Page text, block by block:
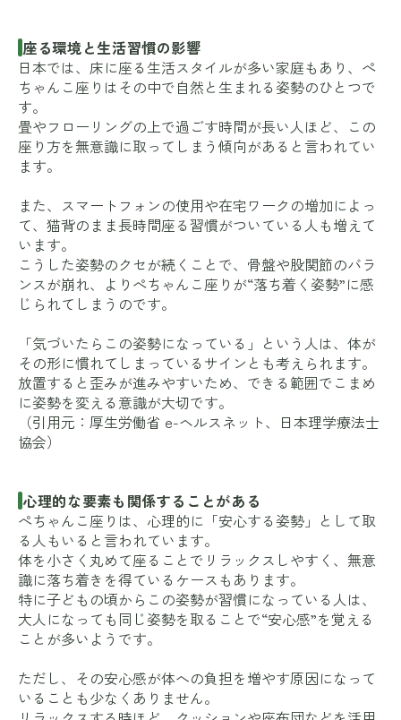
座る環境と生活習慣の影響
日本では、床に座る生活スタイルが多い家庭もあり、ぺ
ちゃんこ座りはその中で自然と生まれる姿勢のひとつで
す。
畳やフローリングの上で過ごす時間が長い人ほど、この
座り方を無意識に取ってしまう傾向があると言われてい
ます。
また、スマートフォンの使用や在宅ワークの増加によっ
て、猫背のまま長時間座る習慣がついている人も増えて
います。
こうした姿勢のクセが続くことで、骨盤や股関節のバラ
ンスが崩れ、よりぺちゃんこ座りが“落ち着く姿勢”に感
じられてしまうのです。
「気づいたらこの姿勢になっている」という人は、体が
その形に慣れてしまっているサインとも考えられます。
放置すると歪みが進みやすいため、できる範囲でこまめ
に姿勢を変える意識が大切です。
（引用元： 厚生労働省 e-ヘルスネット、
日本理学療法士
協会）
心理的な要素も関係することがある
ぺちゃんこ座りは、心理的に「安心する姿勢」として取
る人もいると言われています。
体を小さく丸めて座ることでリラックスしやすく、無意
識に落ち着きを得ているケースもあります。
特に子どもの頃からこの姿勢が習慣になっている人は、
大人になっても同じ姿勢を取ることで“安心感”を覚える
ことが多いようです。
ただし、その安心感が体への負担を増やす原因になって
いることも少なくありません。